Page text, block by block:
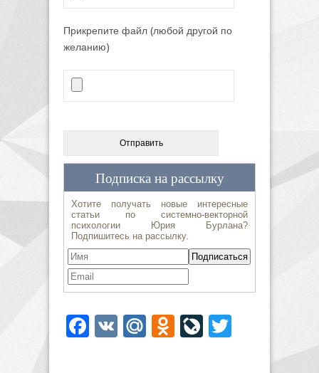
Прикрепите файл (любой другой по
желанию)
Facebook
VK Mail.Ru Odnoklassniki
LiveJournal